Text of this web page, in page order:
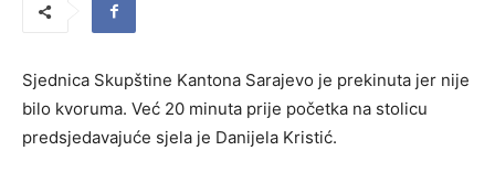
Sjednica Skupštine Kantona Sarajevo je prekinuta jer nije
bilo kvoruma. Već 20 minuta prije početka na stolicu
predsjedavajuće sjela je Danijela Kristić.